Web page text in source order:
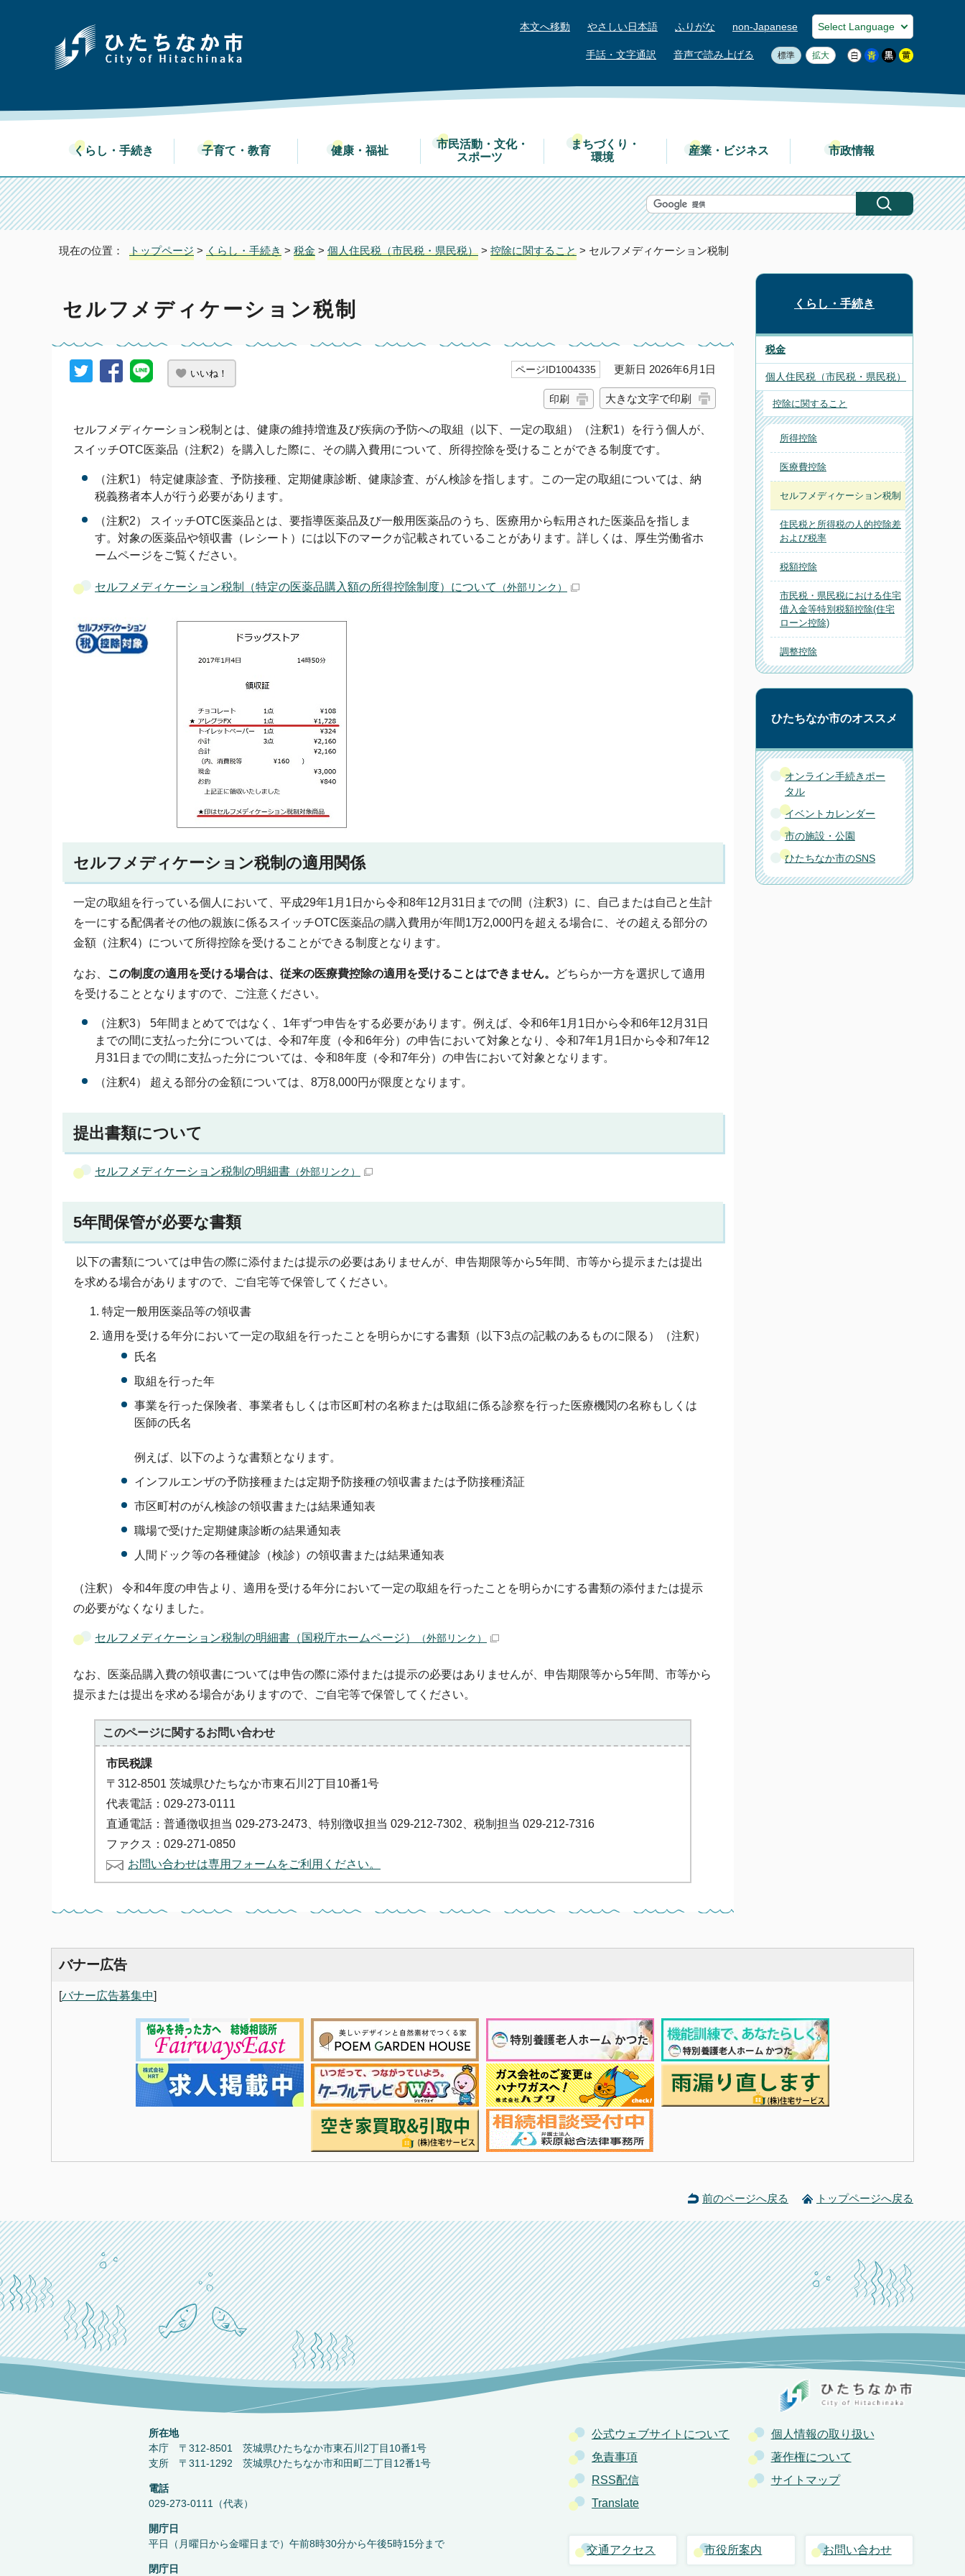
本文へ移動 やさしい日本語 ふりがな non-Japanese
手話・文字通訳 音声で読み上げる 標準 拡大
くらし・手続き 子育て・教育 健康・福祉
市民活動・文化・
スポーツ
まちづくり・
環境
産業・ビジネス 市政情報
現在の位置： トップページ > くらし・手続き > 税金 > 個人住民税（市民税・県民税） > 控除に関すること > セルフメディケーション税制
セルフメディケーション税制
いいね！ ページID1004335 更新日 2026年6月1日
印刷 大きな文字で印刷
セルフメディケーション税制とは、健康の維持増進及び疾病の予防への取組（以下、一定の取組）（注釈1）を行う個人が、
スイッチOTC医薬品（注釈2）を購入した際に、その購入費用について、所得控除を受けることができる制度です。
（注釈1） 特定健康診査、予防接種、定期健康診断、健康診査、がん検診を指します。この一定の取組については、納
税義務者本人が行う必要があります。
（注釈2） スイッチOTC医薬品とは、要指導医薬品及び一般用医薬品のうち、医療用から転用された医薬品を指しま
す。対象の医薬品や領収書（レシート）には以下のマークが記載されていることがあります。詳しくは、厚生労働省ホ
ームページをご覧ください。
セルフメディケーション税制（特定の医薬品購入額の所得控除制度）について （外部リンク）
セルフメディケーション税制の適用関係
一定の取組を行っている個人において、平成29年1月1日から令和8年12月31日までの間（注釈3）に、自己または自己と生計
を一にする配偶者その他の親族に係るスイッチOTC医薬品の購入費用が年間1万2,000円を超える場合に、その超える部分の
金額（注釈4）について所得控除を受けることができる制度となります。
なお、 この制度の適用を受ける場合は、従来の医療費控除の適用を受けることはできません。
どちらか一方を選択して適用
を受けることとなりますので、ご注意ください。
（注釈3） 5年間まとめてではなく、1年ずつ申告をする必要があります。例えば、令和6年1月1日から令和6年12月31日
までの間に支払った分については、令和7年度（令和6年分）の申告において対象となり、令和7年1月1日から令和7年12
月31日までの間に支払った分については、令和8年度（令和7年分）の申告において対象となります。
（注釈4） 超える部分の金額については、8万8,000円が限度となります。
提出書類について
セルフメディケーション税制の明細書 （外部リンク）
5年間保管が必要な書類
以下の書類については申告の際に添付または提示の必要はありませんが、申告期限等から5年間、市等から提示または提出
を求める場合がありますので、ご自宅等で保管してください。
特定一般用医薬品等の領収書
適用を受ける年分において一定の取組を行ったことを明らかにする書類（以下3点の記載のあるものに限る）（注釈）
氏名
取組を行った年
事業を行った保険者、事業者もしくは市区町村の名称または取組に係る診察を行った医療機関の名称もしくは
医師の氏名
例えば、以下のような書類となります。
インフルエンザの予防接種または定期予防接種の領収書または予防接種済証
市区町村のがん検診の領収書または結果通知表
職場で受けた定期健康診断の結果通知表
人間ドック等の各種健診（検診）の領収書または結果通知表
（注釈） 令和4年度の申告より、適用を受ける年分において一定の取組を行ったことを明らかにする書類の添付または提示
の必要がなくなりました。
セルフメディケーション税制の明細書（国税庁ホームページ） （外部リンク）
なお、医薬品購入費の領収書については申告の際に添付または提示の必要はありませんが、申告期限等から5年間、市等から
提示または提出を求める場合がありますので、ご自宅等で保管してください。
このページに関するお問い合わせ
市民税課
〒312-8501 茨城県ひたちなか市東石川2丁目10番1号
代表電話：029-273-0111
直通電話：普通徴収担当 029-273-2473、特別徴収担当 029-212-7302、税制担当 029-212-7316
ファクス：029-271-0850
お問い合わせは専用フォームをご利用ください。
くらし・手続き
税金
個人住民税（市民税・県民税）
控除に関すること
所得控除
医療費控除
セルフメディケーション税制
住民税と所得税の人的控除差
および税率
税額控除
市民税・県民税における住宅
借入金等特別税額控除(住宅
ローン控除)
調整控除
ひたちなか市のオススメ
オンライン手続きポー
タル
イベントカレンダー
市の施設・公園
ひたちなか市のSNS
バナー広告
[バナー広告募集中]
前のページへ戻る トップページへ戻る
公式ウェブサイトについて
個人情報の取り扱い
免責事項
著作権について
RSS配信
サイトマップ
Translate
交通アクセス 市役所案内 お問い合わせ
所在地
本庁 〒312-8501 茨城県ひたちなか市東石川2丁目10番1号
支所 〒311-1292 茨城県ひたちなか市和田町二丁目12番1号
電話
029-273-0111（代表）
開庁日
平日（月曜日から金曜日まで）午前8時30分から午後5時15分まで
閉庁日